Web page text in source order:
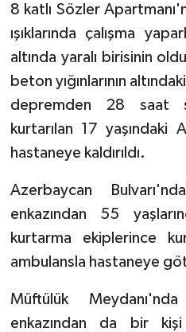
8 katlı Sözler
ışıklarında çalışma
altında yaralı birisinin
beton yığınlarının
depremden 28 saat
kurtarılan 17 yaşındaki
hastaneye kaldırıldı.
Azerbaycan
enkazından 55
kurtarma ekiplerince
ambulansla hastaneye
Müftülük
enkazından da bir kişi